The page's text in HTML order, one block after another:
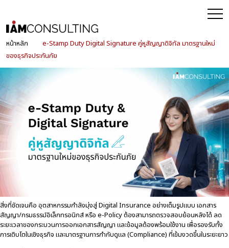
หน้าหลัก
e-Stamp Duty Digital Signature คู่หูสัญญาดิจิทัล มาตรฐานใหม่
ของธุรกิจประกันภัย
หมวดหมู่หัวข้อที่เกี่ยวข้อง:EZStamp
Duty
e-Stamp Duty Digital Signature คู่หู
สัญญาดิจิทัล มาตรฐานใหม่ของธุรกิจประกันภัย
ท่ามกลางเศรษฐกิจที่ผันผวน ภัยพิบัติที่คาดการณ์ยาก และการเปลี่ยนผ่านของเทคโนโลยีที่
รวดเร็วขึ้น ธุรกิจประกันภัยในปี 2569 กำลังเข้าสู่ยุคที่ “ความเร็ว ความถูกต้อง และความน่า
เชื่อถือ” คือหัวใจของการแข่งขัน ไม่ใช่เพียงแค่ด้านผลิตภัณฑ์เท่านั้น แต่รวมถึง
ประสบการณ์ของลูกค้าในทุกขั้นตอน ตั้งแต่เสนอขาย ออกกรมธรรม์ ไปจนถึงการให้บริการ
สิ่งที่ชัดเจนคือ อุตสาหกรรมกำลังมุ่งสู่ Digital Insurance อย่างเต็มรูปแบบ เอกสาร
สัญญา/กรมธรรม์อิเล็กทรอนิกส์ หรือ e-Policyต้องสามารถตรวจสอบย้อนหลังได้ ลด
ระยะเวลาของกระบวนการออกเอกสารสัญญา และข้อมูลต้องพร้อมใช้งาน เพื่อรองรับทั้ง
การเติบโตในเชิงธุรกิจ และมาตรฐานการกำกับดูแล (Compliance) ที่เข้มงวดขึ้นในระยะยาว